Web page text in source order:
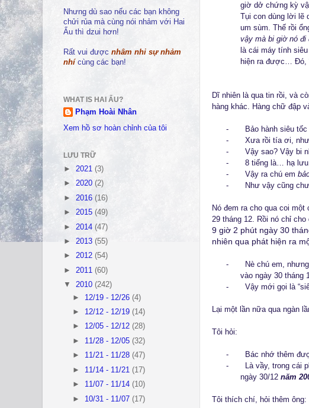
giờ dở chứng kỳ
Tụi con dùng lời lẽ
um sùm. Thế rồi
vậy mà bi giờ nó đi
là cái máy tính
hiện ra được… Đó,
Dĩ nhiên là qua tin rồi, và
hàng khác. Hàng chữ đập
-
Bảo hành siêu
-
Xưa rồi tía ơi,
-
Vậy sao? Vậy bi
-
8 tiếng là… hạ
-
Vậy ra chú em
-
Như vậy cũng
Nó đem ra cho qua coi
29 tháng 12. Rồi nó chỉ
9 giờ 2 phút ngày 30
nhiên qua phát hiện ra
-
Nè chú em,
vào ngày 30 tháng
-
Vậy mới gọi là
Lại một lần nữa qua ngàn
Tôi hỏi:
-
Bác nhớ thêm
-
Là vầy, trong cái
ngày 30/12 năm
Tôi thích chí, hỏi thêm ông:
Nhưng dù sao nếu các bạn không
chửi rủa mà cùng nói nhảm với Hai
Ẩu thì dzui hơn!
Rất vui được nhâm nhi sự nhảm
nhí cùng các bạn!
WHAT IS HAI ẨU?
Phạm Hoài Nhân
Xem hồ sơ hoàn chỉnh của tôi
LƯU TRỮ
► 2021 (3)
► 2020 (2)
► 2016 (16)
► 2015 (49)
► 2014 (47)
► 2013 (55)
► 2012 (54)
► 2011 (60)
▼ 2010 (242)
► 12/19 - 12/26(4)
► 12/12 - 12/19(14)
► 12/05 - 12/12(28)
► 11/28 - 12/05(32)
► 11/21 - 11/28(47)
► 11/14 - 11/21(17)
► 11/07 - 11/14(10)
► 10/31 - 11/07(17)